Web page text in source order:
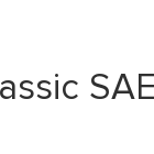
SAE